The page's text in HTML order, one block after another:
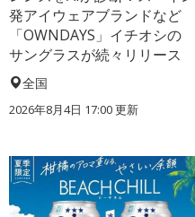
発アイウェアブランドなど
「OWNDAYS」イチオシの
サングラスが続々リリース
全国
2026年8月4日 17:00更新